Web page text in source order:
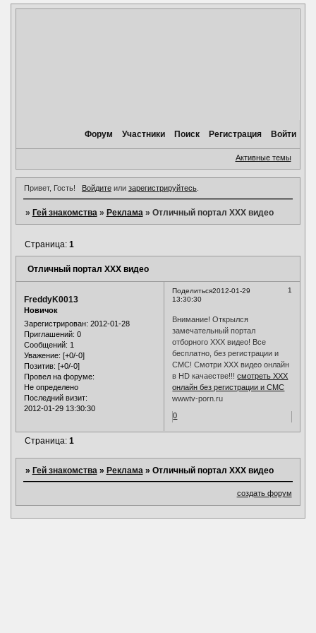
Форум Участники Поиск Регистрация Войти
Активные темы
Привет, Гость! Войдитеили зарегистрируйтесь.
» Гей знакомства » Реклама » Отличный портал ХХХ видео
Отличный портал ХХХ видео
Страница: 1
Поделиться 1
2012-01-29
13:30:30
FreddyK0013
Новичок
Зарегистрирован: 2012-01-28
Приглашений: 0
Сообщений: 1
Уважение: [+0/-0]
Позитив: [+0/-0]
Провел на форуме:
Не определено
Последний визит:
2012-01-29 13:30:30
Внимание! Открылся
замечательный портал
отборного ХХХ видео! Все
бесплатно, без регистрации и
СМС! Смотри ХХХ видео онлайн
в HD качаестве!!!смотреть ХХХ
онлайн без регистрации и СМС
wwwtv-porn.ru
0
Страница: 1
» Гей знакомства » Реклама » Отличный портал ХХХ видео
создать форум